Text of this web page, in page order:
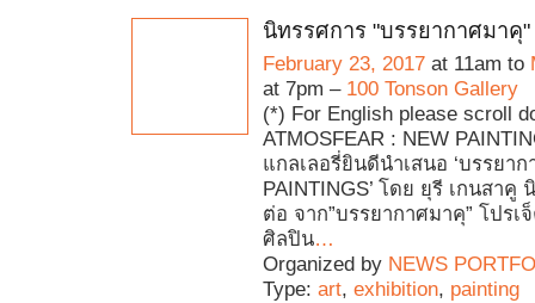
นิทรรศการ "บรรยากาศมาคุ"
February 23, 2017 at 11am to
at 7pm – 100 Tonson Gallery
(*) For English please scroll
ATMOSFEAR : NEW
แกลเลอรี่ยินดีนําเสนอ ‘บรรยา
PAINTINGS’ โดย ยุรี เกนสาคู
ต่อ จาก”บรรยากาศมาคุ” โปรเ
ศิลปิน…
Organized by NEWS
Type: art, exhibition, painting